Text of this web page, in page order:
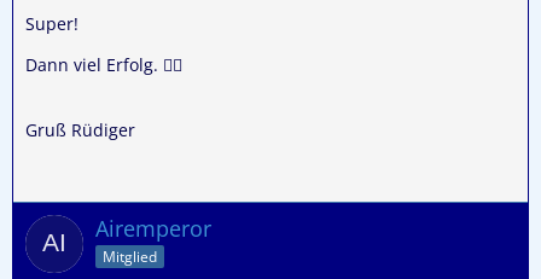
Super!
Dann viel Erfolg. 👍🏼
Gruß Rüdiger
Airemperor
Mitglied